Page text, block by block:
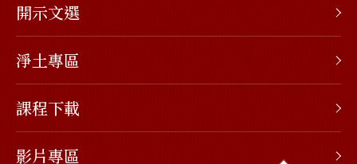
開示文選
淨土專區
課程下載
影片專區